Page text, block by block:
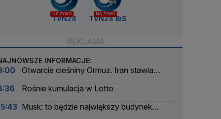
NA ŻYWO
TVN24
NA ŻYWO
TVN24 BiS
INFORMACJE:
Otwarcie cieśniny Ormuz. Iran stawia
Rośnie kumulacja w Lotto
Musk: to będzie największy budynek